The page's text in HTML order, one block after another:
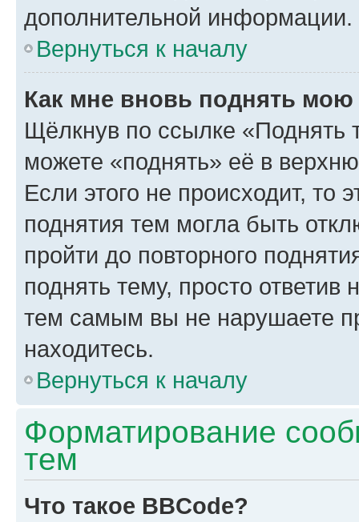
дополнительной информации.
Вернуться к началу
Как мне вновь поднять мою
Щёлкнув по ссылке «Поднять
можете «поднять» её в
Если этого не происходит, то
поднятия тем могла быть
пройти до повторного
поднять тему, просто ответив
тем самым вы не нарушаете
находитесь.
Вернуться к началу
Форматирование
тем
Что такое BBCode?